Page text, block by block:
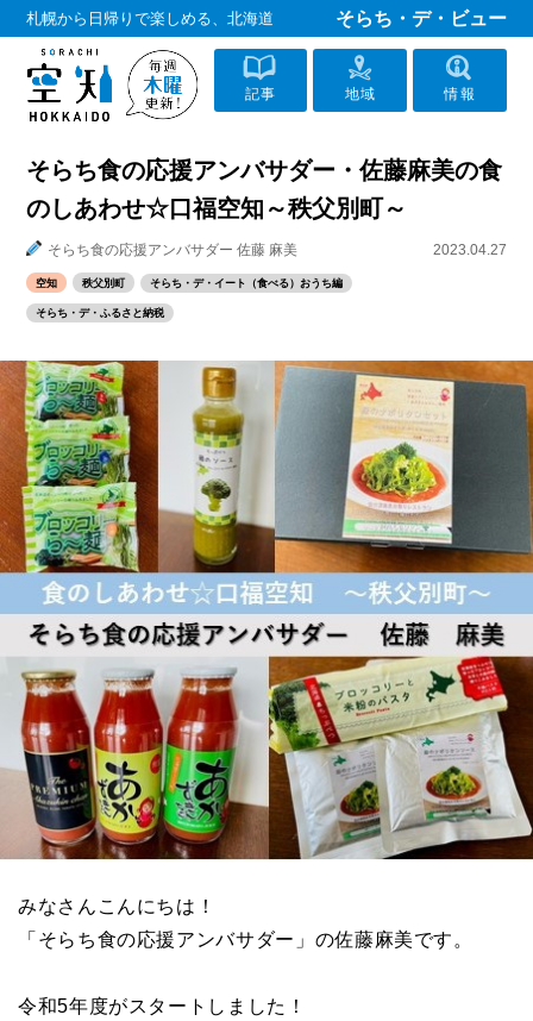
札幌から日帰りで楽しめる、北海道 そらち・デ・ビュー
記事 地域 情報
そらち食の応援アンバサダー・佐藤麻美の食
のしあわせ☆口福空知～秩父別町～
そらち食の応援アンバサダー 佐藤 麻美 2023.04.27
空知 秩父別町 そらち・デ・イート（食べる）おうち編
そらち・デ・ふるさと納税
みなさんこんにちは！
「そらち食の応援アンバサダー」の佐藤麻美です。
令和5年度がスタートしました！